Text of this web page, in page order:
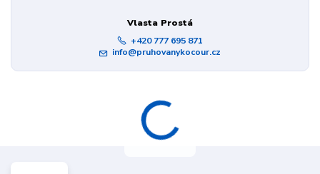
Vlasta Prostá
+420 777 695 871
info@pruhovanykocour.cz